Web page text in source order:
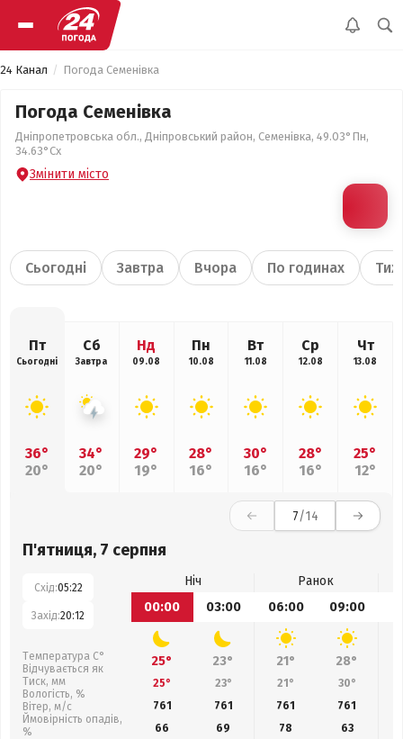
24 Канал Погода Семенівка
Погода Семенівка
Дніпропетровська обл., Дніпровський район, Семенівка, 49.03°Пн,
34.63°Сх
Змінити місто
Сьогодні Завтра Вчора По годинах
Пт
Сьогодні
36°
20°
Сб
Завтра
34°
20°
Нд
09.08
29°
19°
Пн
10.08
28°
16°
Вт
11.08
30°
16°
Ср
12.08
28°
16°
Чт
13.08
25°
12°
7/14
П'ятниця, 7 серпня
Схід:05:22
Захід:20:12
Температура С°
Відчувається як
Тиск, мм
Вологість, %
Вітер, м/с
Ймовірність опадів,
%
Ніч
Ранок
00:00
03:00 06:00 09:00
25° 23° 21° 28°
25° 23° 21° 30°
761
761 761 761
66
69 78
63